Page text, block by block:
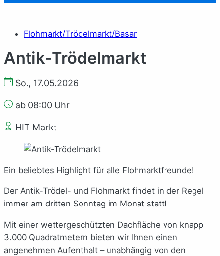
Flohmarkt/Trödelmarkt/Basar
Antik-Trödelmarkt
So., 17.05.2026
ab 08:00 Uhr
HIT Markt
Ein beliebtes Highlight für alle Flohmarktfreunde!
Der Antik-Trödel- und Flohmarkt findet in der Regel
immer am dritten Sonntag im Monat statt!
Mit einer wettergeschützten Dachfläche von knapp
3.000 Quadratmetern bieten wir Ihnen einen
angenehmen Aufenthalt – unabhängig von den